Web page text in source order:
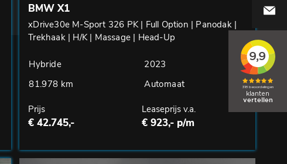
BMW X1
xDrive30e M-Sport 326 PK | Full Option | Panodak |
Trekhaak | H/K | Massage | Head-Up
Hybride
2023
81.978 km
Automaat
Prijs
€ 42.745,-
Leaseprijs v.a.
€ 923,- p/m